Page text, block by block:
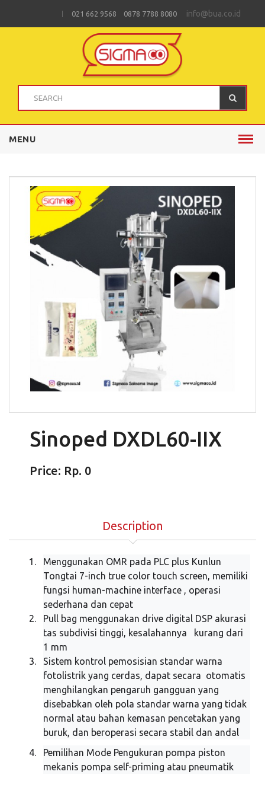
021 662 9568 0878 7788 8080 info@bua.co.id
MENU
Sinoped DXDL60-IIX
Price: Rp. 0
Description
1.
Menggunakan OMR pada PLC plus Kunlun
Tongtai 7-inch true color touch screen, memiliki
fungsi human-machine interface , operasi
sederhana dan cepat
2.
Pull bag menggunakan drive digital DSP akurasi
tas subdivisi tinggi, kesalahannya kurang dari
1 mm
3.
Sistem kontrol pemosisian standar warna
fotolistrik yang cerdas, dapat secara otomatis
menghilangkan pengaruh gangguan yang
disebabkan oleh pola standar warna yang tidak
normal atau bahan kemasan pencetakan yang
buruk, dan beroperasi secara stabil dan andal
4.
Pemilihan Mode Pengukuran pompa piston
mekanis pompa self-priming atau pneumatik